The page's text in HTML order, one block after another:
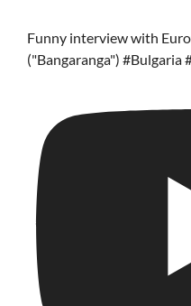
Funny interview with
("Bangaranga") #Bulgaria